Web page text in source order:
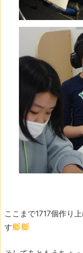
ここまで1717個作り
す